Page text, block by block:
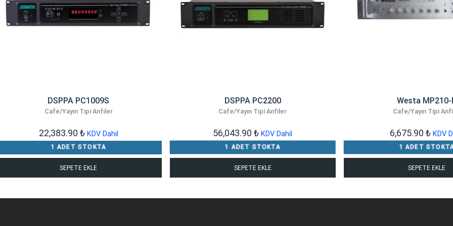
DSPPA PC1009S
Cafe/Yayın Tipi Anfiler
22,383.90 ₺ KDV Dahil
1 ADET STOKTA
SEPETE EKLE
DSPPA PC2200
Cafe/Yayın Tipi Anfiler
56,043.90₺ KDV Dahil
1 ADET STOKTA
SEPETE EKLE
Westa MP210-
Cafe/Yayın Tipi
6,675.90 ₺ KDV
1 ADET
SEPETE EKLE